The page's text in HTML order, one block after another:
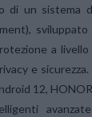
di un sistema
sviluppato
a
e
12,